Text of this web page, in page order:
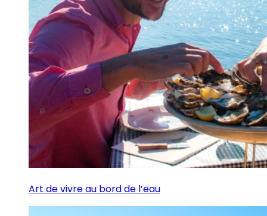
Art de vivre au bord de l’eau